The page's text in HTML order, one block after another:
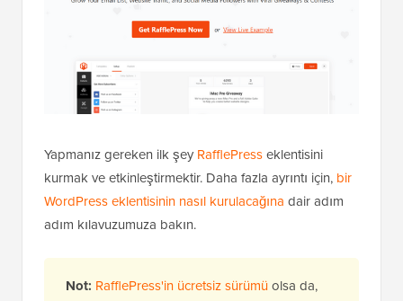
Yapmanız gereken ilk şey RafflePresseklentisini
kurmak ve etkinleştirmektir. Daha fazla ayrıntı için, bir
WordPress eklentisinin nasıl kurulacağına dair adım
adım kılavuzumuza bakın.
Not: RafflePress'in ücretsiz sürümüolsa da,